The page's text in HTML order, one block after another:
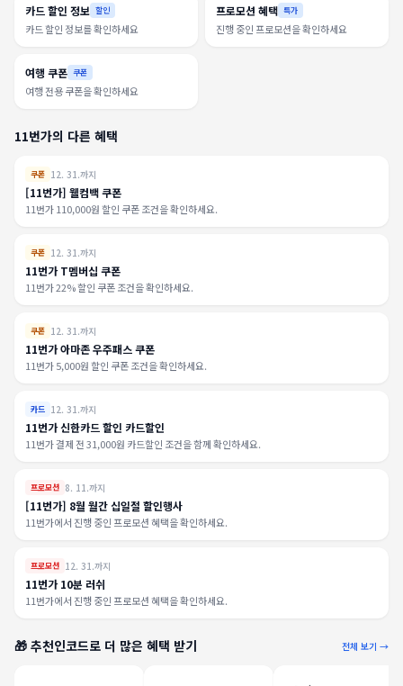
카드 할인 정보 할인
카드 할인 정보를 확인하세요
프로모션 혜택 특가
진행 중인 프로모션을 확인하세요
여행 쿠폰 쿠폰
여행 전용 쿠폰을 확인하세요
11번가의 다른 혜택
쿠폰 12. 31.까지
[11번가] 웰컴백 쿠폰
11번가 110,000원 할인 쿠폰 조건을 확인하세요.
쿠폰 12. 31.까지
11번가 T멤버십 쿠폰
11번가 22% 할인 쿠폰 조건을 확인하세요.
쿠폰 12. 31.까지
11번가 아마존 우주패스 쿠폰
11번가 5,000원 할인 쿠폰 조건을 확인하세요.
카드 12. 31.까지
11번가 신한카드 할인 카드할인
11번가 결제 전 31,000원 카드할인 조건을 함께 확인하세요.
프로모션 8. 11.까지
[11번가] 8월 월간 십일절 할인행사
11번가에서 진행 중인 프로모션 혜택을 확인하세요.
프로모션 12. 31.까지
11번가 10분 러쉬
11번가에서 진행 중인 프로모션 혜택을 확인하세요.
🎁 추천인코드로 더 많은 혜택 받기 전체 보기 →